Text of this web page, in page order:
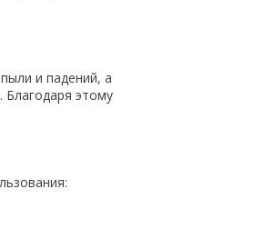
и падений, а
Благодаря этому